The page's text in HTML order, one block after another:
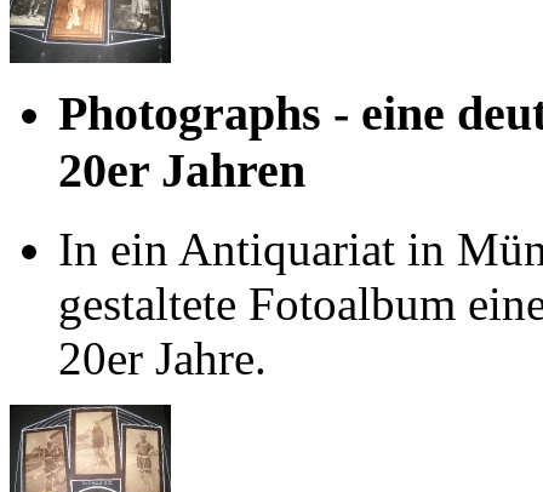
Photographs - eine
20er Jahren
In ein Antiquariat in
gestaltete Fotoalbum
20er Jahre.